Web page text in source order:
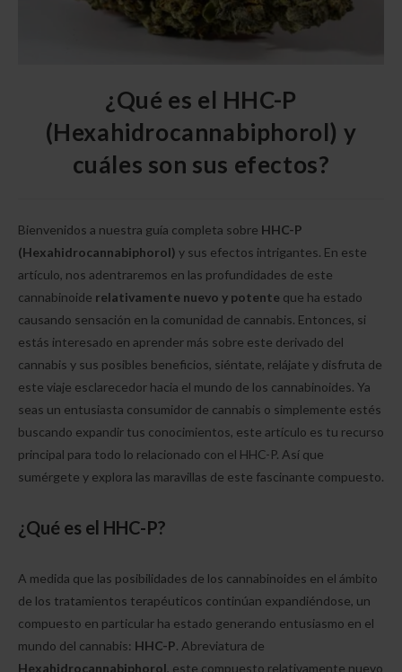
¿Qué es el HHC-P
(Hexahidrocannabiphorol) y
cuáles son sus efectos?
Bienvenidos a nuestra guía completa sobre HHC-P
(Hexahidrocannabiphorol) y sus efectos intrigantes. En este
artículo, nos adentraremos en las profundidades de este
cannabinoide relativamente nuevo y potente que ha estado
causando sensación en la comunidad de cannabis. Entonces, si
estás interesado en aprender más sobre este derivado del
cannabis y sus posibles beneficios, siéntate, relájate y disfruta de
este viaje esclarecedor hacia el mundo de los cannabinoides. Ya
seas un entusiasta consumidor de cannabis o simplemente estés
buscando expandir tus conocimientos, este artículo es tu recurso
principal para todo lo relacionado con el HHC-P. Así que
sumérgete y explora las maravillas de este fascinante compuesto.
¿Qué es el HHC-P?
A medida que las posibilidades de los cannabinoides en el ámbito
de los tratamientos terapéuticos continúan expandiéndose, un
compuesto en particular ha estado generando entusiasmo en el
mundo del cannabis: HHC-P. Abreviatura de
Hexahidrocannabiphorol, este compuesto relativamente nuevo